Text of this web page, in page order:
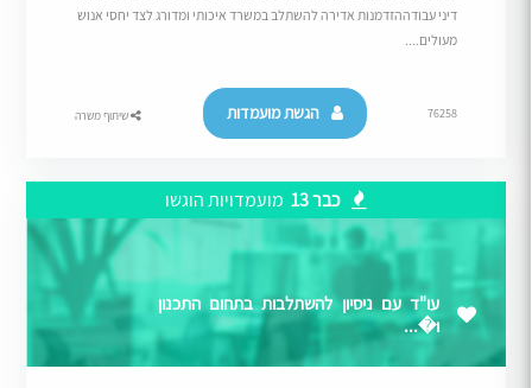
דיני עבודההזדמנות אדירה להשתלב במשרד איכותי ומדורג לצד יחסי אנוש
מעולים....
76258 הגשת מועמדות שיתוף משרה
כבר 13 מועמדויות הוגשו
עו"ד עם ניסיון להשתלבות בתחום התכנון
ו�...